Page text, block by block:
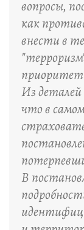
вопросы,
как
внести в
приоритет
Из
что в
В